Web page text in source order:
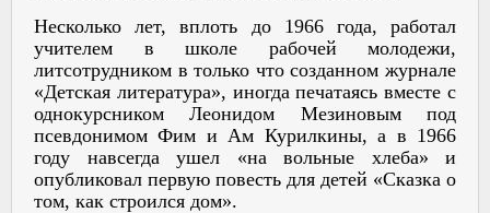
Несколько лет, вплоть до 1966 года, работал
учителем в школе рабочей молодежи,
литсотрудником в только что созданном журнале
«Детская литература», иногда печатаясь вместе с
однокурсником Леонидом Мезиновым под
псевдонимом Фим и Ам Курилкины, а в 1966
году навсегда ушел «на вольные хлеба» и
опубликовал первую повесть для детей «Сказка о
том, как строился дом».